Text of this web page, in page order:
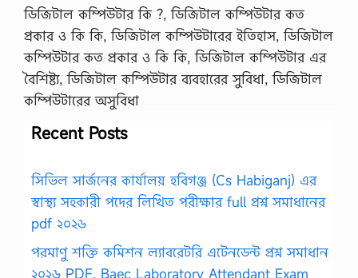
ডিজিটাল কম্পিউটার কি ?, ডিজিটাল কম্পিউটার কত
প্রকার ও কি কি, ডিজিটাল কম্পিউটারের ইতিহাস, ডিজিটাল
কম্পিউটার কত প্রকার ও কি কি, ডিজিটাল কম্পিউটার এর
বৈশিষ্ট্য, ডিজিটাল কম্পিউটার ব্যবহারের সুবিধা, ডিজিটাল
কম্পিউটারের অসুবিধা
Recent Posts
সিভিল সার্জনের কার্যালয় হবিগঞ্জ (Cs Habiganj) এর
স্বাস্থ্য সহকারী পদের লিখিত পরীক্ষার full প্রশ্ন সমাধানের
pdf ২০২৬
পরমাণু শক্তি কমিশন ল্যাবরেটরি এটেনডেন্ট প্রশ্ন সমাধান
২০২৬ PDF, Baec Laboratory Attendant Exam